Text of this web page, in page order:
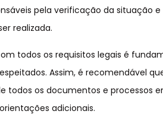
pela verificação da situação
realizada.
todos os requisitos legais é
Assim, é recomendável
todos os documentos e processos
adicionais.